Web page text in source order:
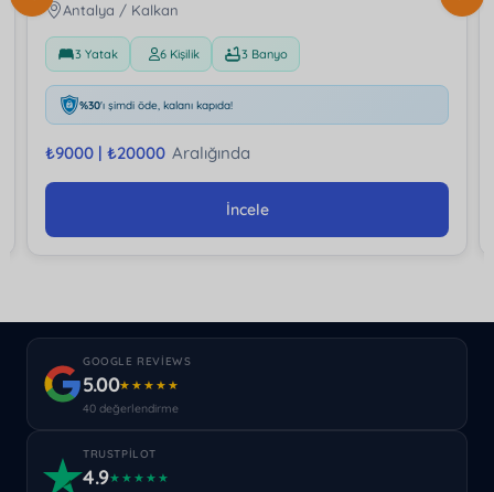
Antalya / Kalkan
3 Yatak 6 Kişilik 3 Banyo
%30'ı şimdi öde, kalanı kapıda!
₺9000 | ₺20000 Aralığında
İncele
GOOGLE REVIEWS
5.00★★★★★
40 değerlendirme
TRUSTPILOT
4.9★★★★★